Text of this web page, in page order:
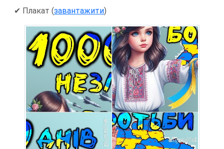
✔ Плакат (завантажити)